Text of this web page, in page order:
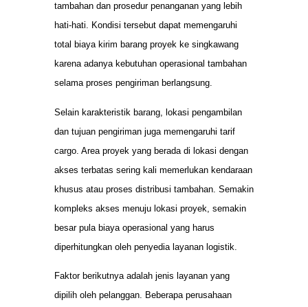
tambahan dan prosedur penanganan yang lebih
hati-hati. Kondisi tersebut dapat memengaruhi
total biaya kirim barang proyek ke singkawang
karena adanya kebutuhan operasional tambahan
selama proses pengiriman berlangsung.
Selain karakteristik barang, lokasi pengambilan
dan tujuan pengiriman juga memengaruhi tarif
cargo. Area proyek yang berada di lokasi dengan
akses terbatas sering kali memerlukan kendaraan
khusus atau proses distribusi tambahan. Semakin
kompleks akses menuju lokasi proyek, semakin
besar pula biaya operasional yang harus
diperhitungkan oleh penyedia layanan logistik.
Faktor berikutnya adalah jenis layanan yang
dipilih oleh pelanggan. Beberapa perusahaan